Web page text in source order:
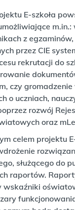
E-szkoła
z
przez CIE
rekrutacji do
czy
o uczniach,
rozwój
oraz
celem projektu
służącego do
raportów.
wskaźniki